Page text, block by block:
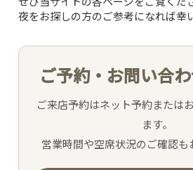
ACCESS /
JP EN
夜をお探しの方のご参考になれば幸
ご予約・お問い合
ご来店予約はネット予約または
ます。
営業時間や空席状況のご確認も